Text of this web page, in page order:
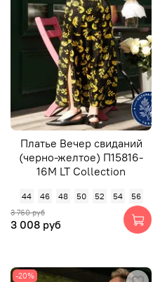
Платье Вечер свиданий
(черно-желтое) П15816-
16М LT Collection
44 46 48 50 52 54 56
3 760 руб
3 008 руб
-20%